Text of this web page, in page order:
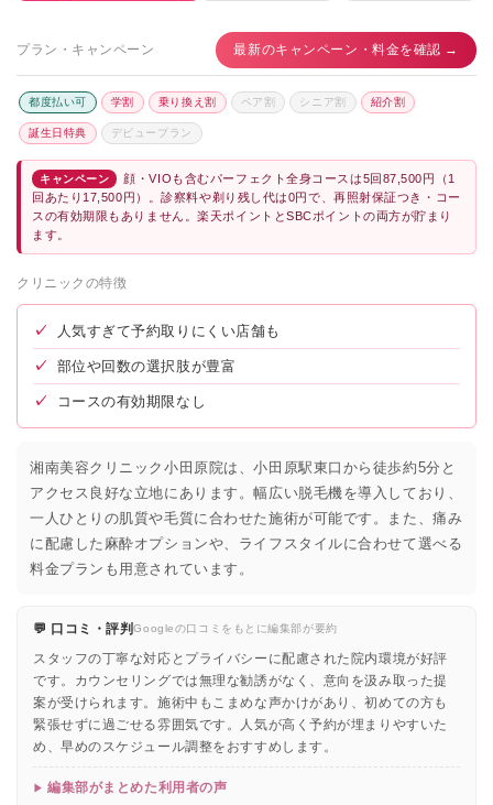
プラン・キャンペーン 最新のキャンペーン・料金を確認 →
都度払い可 学割 乗り換え割 ペア割 シニア割 紹介割
誕生日特典 デビュープラン
キャンペーン
顔・VIOも含むパーフェクト全身コースは5回87,500円（1
回あたり17,500円）。診察料や剃り残し代は0円で、再照射保証つき・コー
スの有効期限もありません。楽天ポイントとSBCポイントの両方が貯まり
ます。
クリニックの特徴
✓ 人気すぎて予約取りにくい店舗も
✓ 部位や回数の選択肢が豊富
✓ コースの有効期限なし
湘南美容クリニック小田原院は、小田原駅東口から徒歩約5分と
アクセス良好な立地にあります。幅広い脱毛機を導入しており、
一人ひとりの肌質や毛質に合わせた施術が可能です。また、痛み
に配慮した麻酔オプションや、ライフスタイルに合わせて選べる
料金プランも用意されています。
💬 口コミ・評判Googleの口コミをもとに編集部が要約
スタッフの丁寧な対応とプライバシーに配慮された院内環境が好評
です。カウンセリングでは無理な勧誘がなく、意向を汲み取った提
案が受けられます。施術中もこまめな声かけがあり、初めての方も
緊張せずに過ごせる雰囲気です。人気が高く予約が埋まりやすいた
め、早めのスケジュール調整をおすすめします。
編集部がまとめた利用者の声